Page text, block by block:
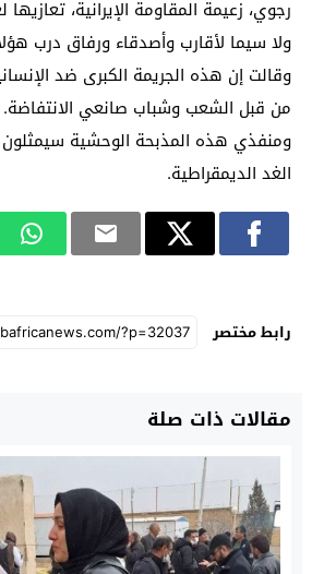
رجوي، زعيمة المقاومة الإيرانية،
ولا سيما لأقارب وأصدقاء ورفاق درب هؤلاء
وقالت إن هذه الجريمة الكبرى ضد
من قبل الشعب وشباب صانعي الانتفاضة.
ومنفذي هذه المذبحة الوحشية سيمثلون
الغد الديمقراطية.
رابط مختصر
مقالات ذات صلة